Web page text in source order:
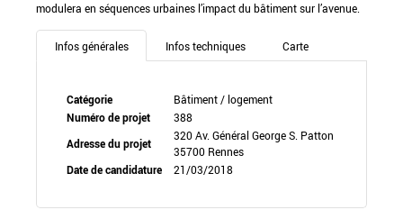
modulera en séquences urbaines l’impact du bâtiment sur l’avenue.
Infos générales Infos techniques Carte
Catégorie
Bâtiment / logement
Numéro de projet
388
Adresse du projet
320 Av. Général George S. Patton
35700 Rennes
Date de candidature
21/03/2018